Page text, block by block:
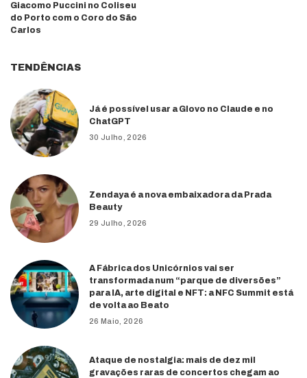
Giacomo Puccini no Coliseu
do Porto com o Coro do São
Carlos
TENDÊNCIAS
Já é possível usar a Glovo no Claude e no
ChatGPT
30 Julho, 2026
Zendaya é a nova embaixadora da Prada
Beauty
29 Julho, 2026
A Fábrica dos Unicórnios vai ser
transformada num “parque de diversões”
para IA, arte digital e NFT: a NFC Summit está
de volta ao Beato
26 Maio, 2026
Ataque de nostalgia: mais de dez mil
gravações raras de concertos chegam ao